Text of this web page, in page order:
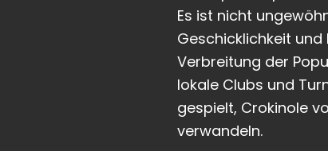
Es ist nicht
Geschicklichkeit
Verbreitung der
lokale Clubs und
gespielt, Crokinole
verwandeln.